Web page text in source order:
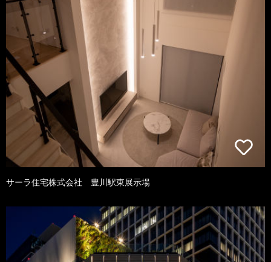
サーラ住宅株式会社 豊川駅東展示場